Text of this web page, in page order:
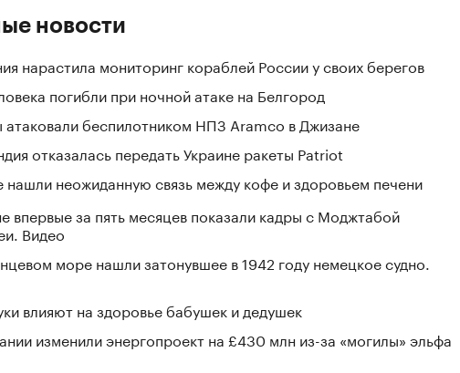
новости
нарастила мониторинг кораблей России у своих берегов
погибли при ночной атаке на Белгород
атаковали беспилотником НПЗ Aramco в Джизане
отказалась передать Украине ракеты Patriot
нашли неожиданную связь между кофе и здоровьем печени
впервые за пять месяцев показали кадры с Моджтабой
Видео
море нашли затонувшее в 1942 году немецкое судно.
влияют на здоровье бабушек и дедушек
изменили энергопроект на £430 млн из-за «могилы» эльфа